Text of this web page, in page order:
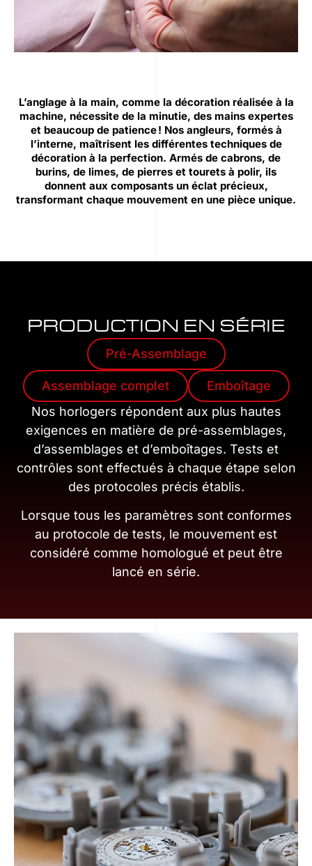
L’anglage à la main, comme la décoration réalisée à la
machine, nécessite de la minutie, des mains expertes
et beaucoup de patience ! Nos angleurs, formés à
l’interne, maîtrisent les différentes techniques de
décoration à la perfection. Armés de cabrons, de
burins, de limes, de pierres et tourets à polir, ils
donnent aux composants un éclat précieux,
transformant chaque mouvement en une pièce unique.
PRODUCTION EN SÉRIE
Pré-Assemblage
Assemblage complet
Emboîtage
Nos horlogers répondent aux plus hautes
exigences en matière de pré-assemblages,
d’assemblages et d’emboîtages. Tests et
contrôles sont effectués à chaque étape selon
des protocoles précis établis.
Lorsque tous les paramètres sont conformes
au protocole de tests, le mouvement est
considéré comme homologué et peut être
lancé en série.